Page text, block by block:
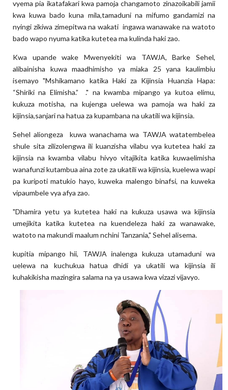
vyema pia ikatafakari kwa pamoja changamoto zinazoikabili jamii
kwa kuwa bado kuna mila,tamaduni na mifumo gandamizi na
nyingi zikiwa zimepitwa na wakati ingawa wanawake na watoto
bado wapo nyuma katika kutetea ma kulinda haki zao.
Kwa upande wake Mwenyekiti wa TAWJA, Barke Sehel,
alibainisha kuwa maadhimisho ya miaka 25 yana kaulimbiu
isemayo "Mshikamano katika Haki za Kijinsia Huanzia Hapa:
“Shiriki na Elimisha.” ." na kwamba mipango ya kutoa elimu,
kukuza motisha, na kujenga uelewa wa pamoja wa haki za
kijinsia,sanjari na hatua za kupambana na ukatili wa kijinsia.
Sehel aliongeza kuwa wanachama wa TAWJA watatembelea
shule sita zilizolengwa ili kuanzisha vilabu vya kutetea haki za
kijinsia na kwamba vilabu hivyo vitajikita katika kuwaelimisha
wanafunzi kutambua aina zote za ukatili wa kijinsia, kuelewa wapi
pa kuripoti matukio hayo, kuweka malengo binafsi, na kuweka
vipaumbele vya afya zao.
"Dhamira yetu ya kutetea haki na kukuza usawa wa kijinsia
umejikita katika kutetea na kuendeleza haki za wanawake,
watoto na makundi maalum nchini Tanzania," Sehel alisema.
kupitia mipango hii, TAWJA inalenga kukuza utamaduni wa
uelewa na kuchukua hatua dhidi ya ukatili wa kijinsia ili
kuhakikisha mazingira salama na ya usawa kwa vizazi vijavyo.